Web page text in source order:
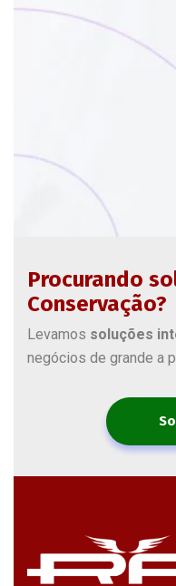
Procurando
Conservação?
Levamos soluções
negócios de grande a